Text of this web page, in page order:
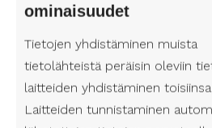
ominaisuudet
Tietojen yhdistäminen muista
tietolähteistä peräisin oleviin
laitteiden yhdistäminen
Laitteiden tunnistaminen
palveluntarjoajat, kuten
esteettömän ympäristön
Joensuu jatkaa
saralla, tarjoten monipuolisia